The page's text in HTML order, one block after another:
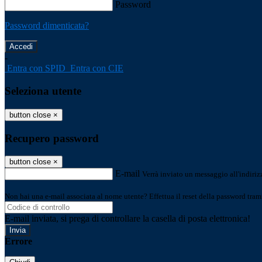
Password
Password dimenticata?
-
Entra con SPID Entra con CIE
Seleziona utente
button close ×
Recupero password
button close ×
E-mail Verrà inviato un messaggio
Non hai una e-mail associata al nome utente? Effettua il reset della password
E-mail inviata, si prega di controllare la casella di posta elettronica!
Errore